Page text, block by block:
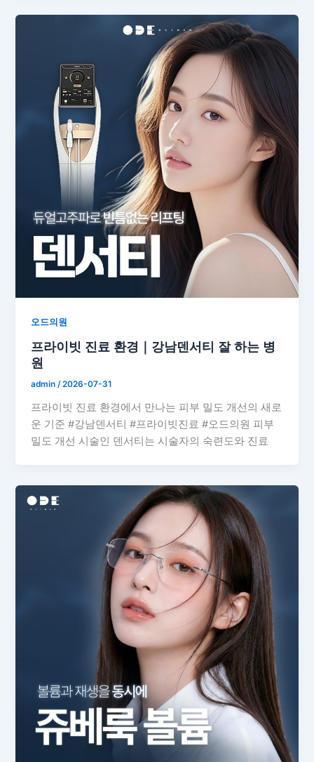
오드의원
프라이빗 진료 환경｜강남덴서티 잘 하는 병
원
admin/2026-07-31
프라이빗 진료 환경에서 만나는 피부 밀도 개선의 새로
운 기준 #강남덴서티 #프라이빗진료 #오드의원 피부
밀도 개선 시술인 덴서티는 시술자의 숙련도와 진료